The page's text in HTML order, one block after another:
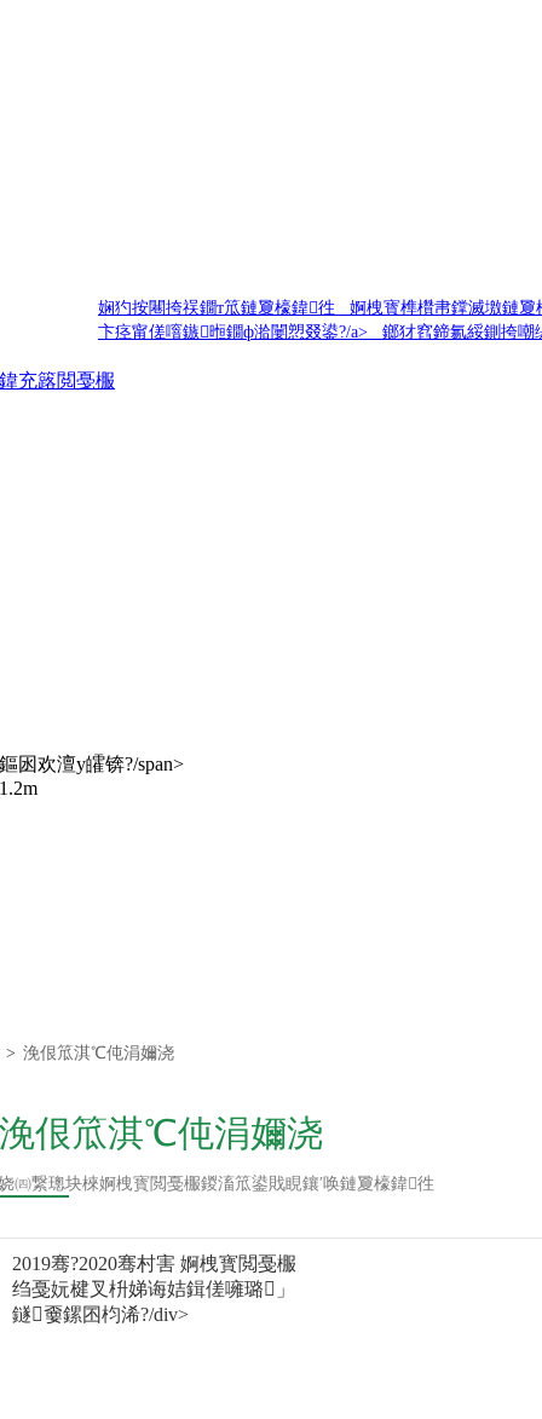
娴犳按闀挎祦鐗т笟鏈夐檺鍏徃 婀栧寳榫欑帇鐣滅墽鏈
卞痉甯傞噾鏃暅鐗ф湁闄愬叕鍙?/a> 鎯犲窞鍗氱綏鍘挎嘲
鍏充簬閲戞棴
鍏徃姒傚喌
瀛愬叕鍙?/div>
> 浼佷笟淇℃伅涓嬭浇
浼佷笟淇℃伅涓嬭浇
㈣繋璁块棶婀栧寳閲戞棴鍐滀笟鍙戝睍鑲′唤鏈夐檺鍏徃
2019骞?2020骞村害 婀栧寳閲戞棴
绉戞妧楗叉枡娣诲姞鍓傞噰璐」
鐩嫑鏍囨枃浠?/div>
涓嬭浇閲忥細
14
鏂囦欢澶у皬锛?/span>
1.2m